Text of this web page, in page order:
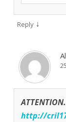
Reply ↓
http://